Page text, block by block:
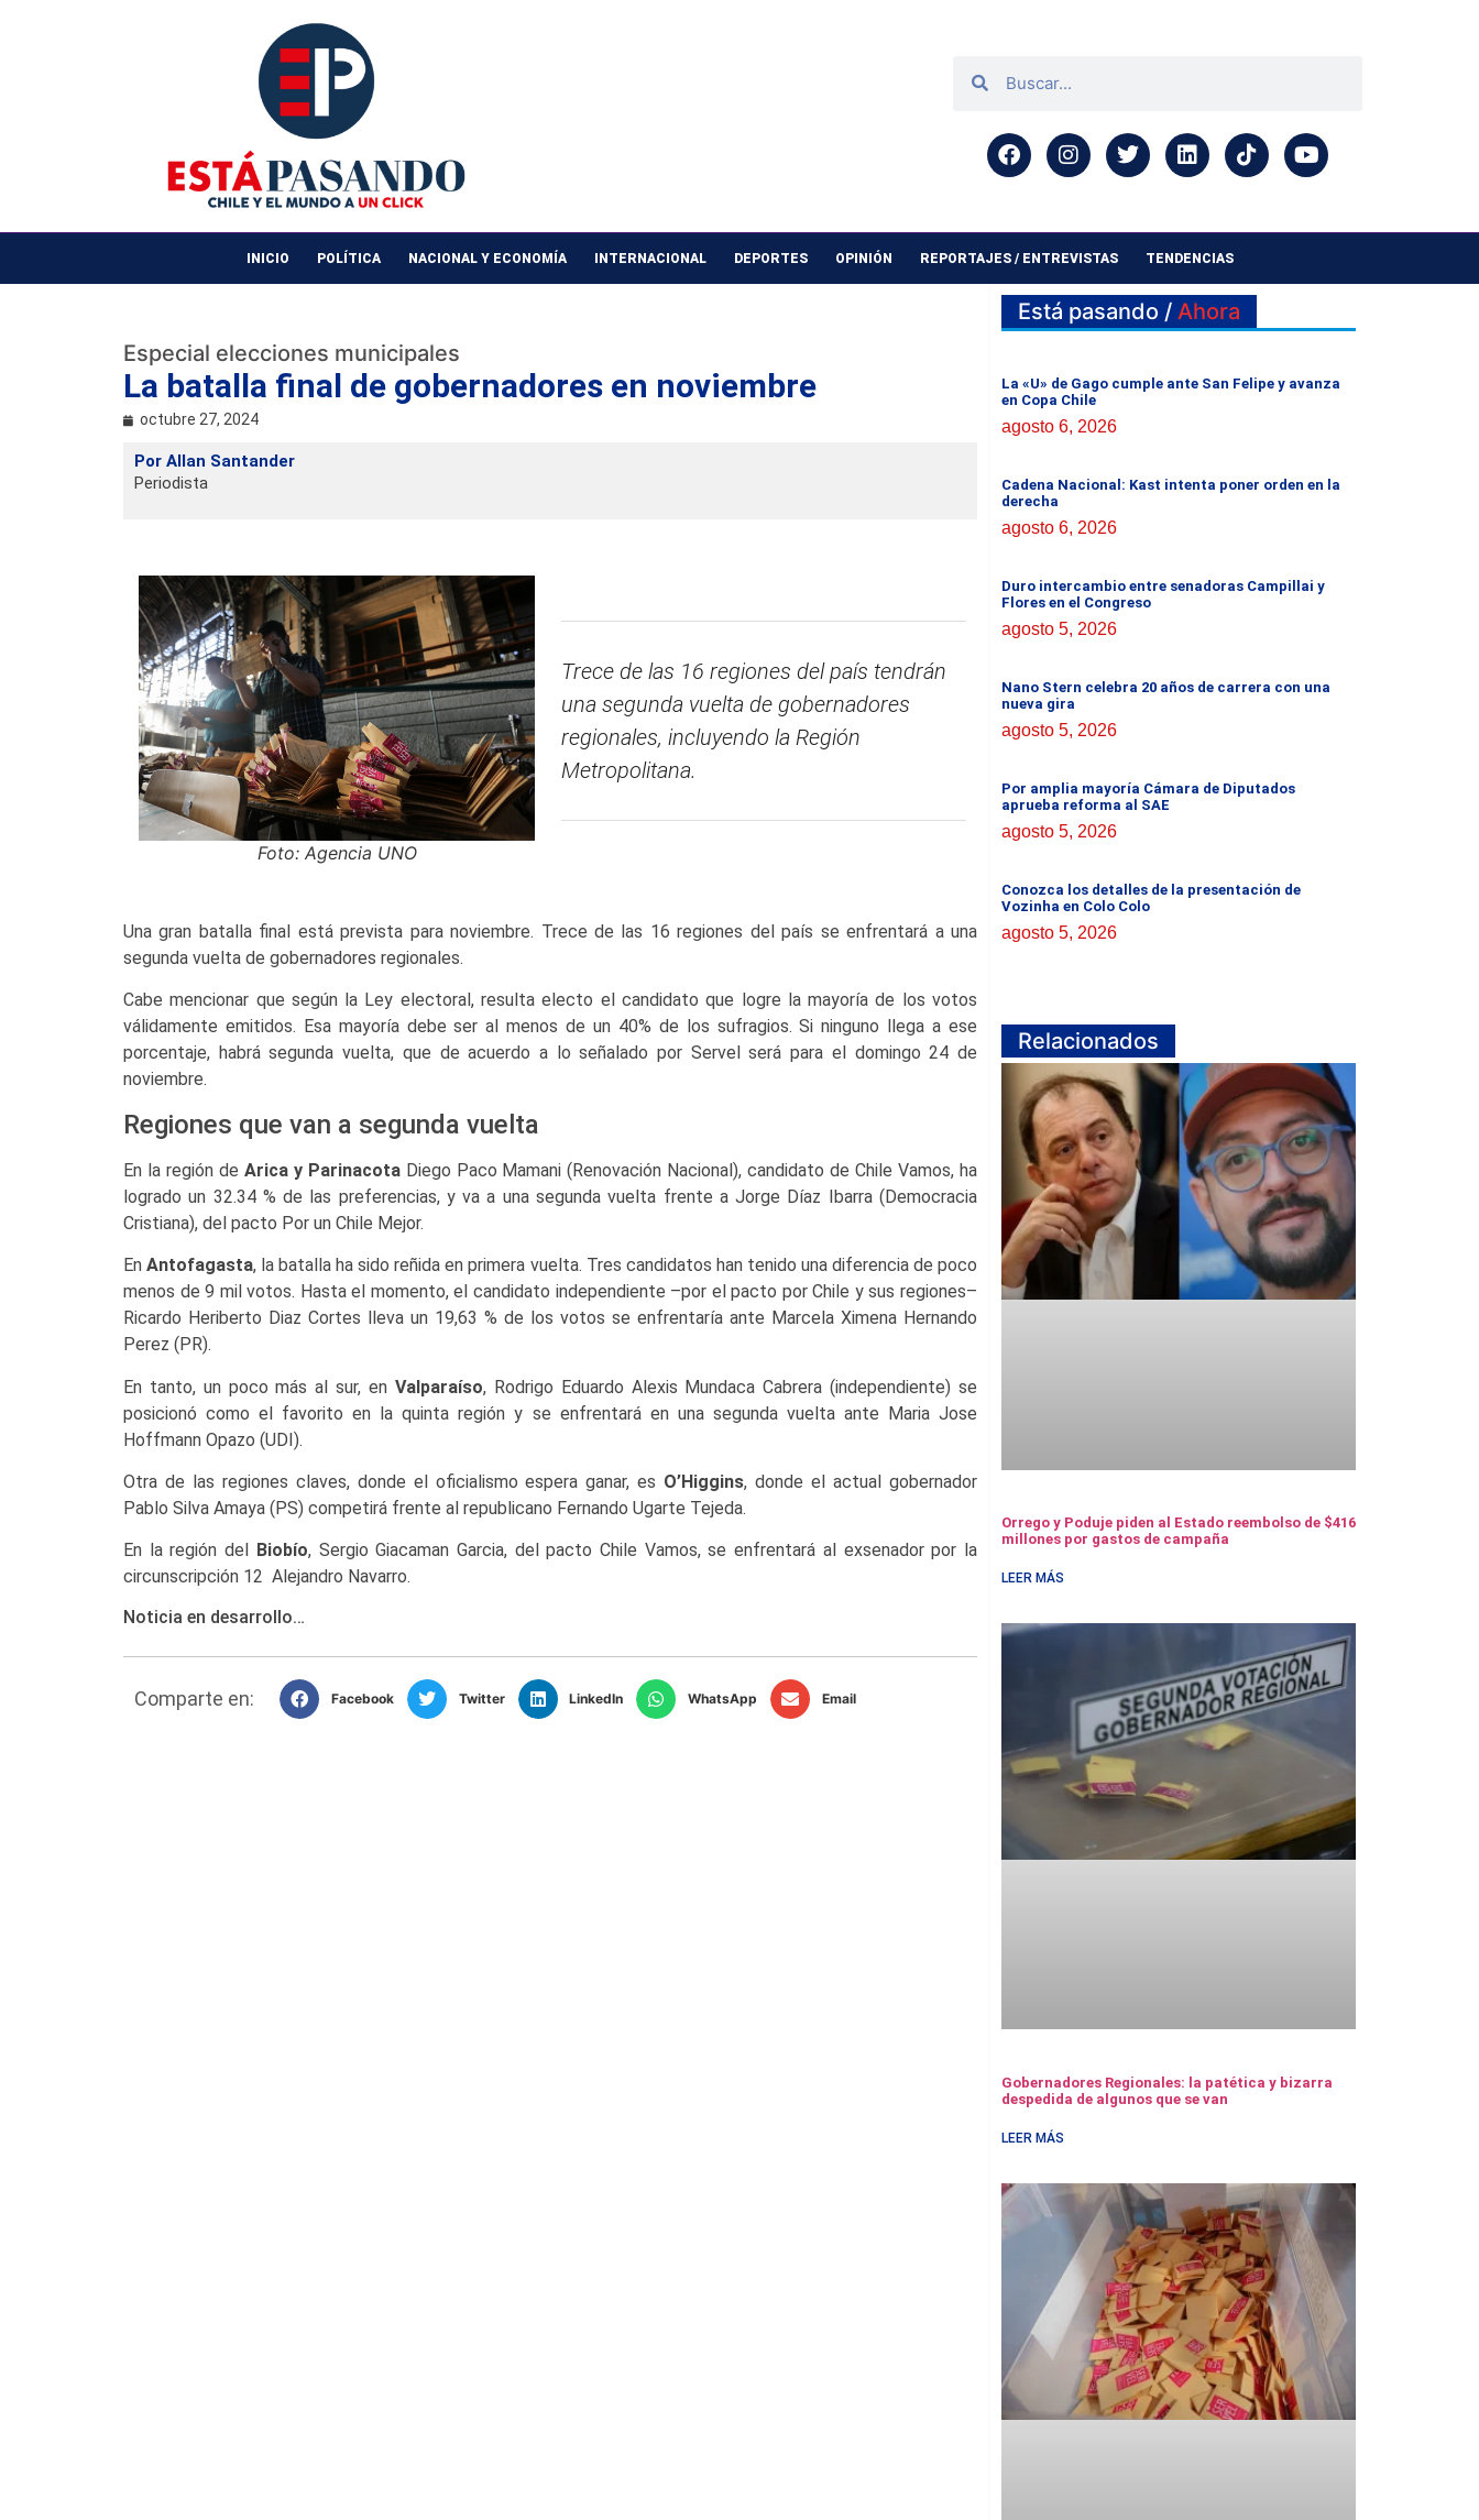
INICIO POLÍTICA NACIONAL Y ECONOMÍA INTERNACIONAL DEPORTES OPINIÓN REPORTAJES / ENTREVISTAS TENDENCIAS
Especial elecciones municipales
La batalla final de gobernadores en noviembre
octubre 27, 2024
Por Allan Santander
Periodista
Foto: Agencia UNO
Trece de las 16 regiones del país tendrán
una segunda vuelta de gobernadores
regionales, incluyendo la Región
Metropolitana.
Una gran batalla final está prevista para noviembre. Trece de las 16 regiones del país se enfrentará a una
segunda vuelta de gobernadores regionales.
Cabe mencionar que según la Ley electoral, resulta electo el candidato que logre la mayoría de los votos
válidamente emitidos. Esa mayoría debe ser al menos de un 40% de los sufragios. Si ninguno llega a ese
porcentaje, habrá segunda vuelta, que de acuerdo a lo señalado por Servel será para el domingo 24 de
noviembre.
Regiones que van a segunda vuelta
En la región de Arica y ParinacotaDiego Paco Mamani (Renovación Nacional), candidato de Chile Vamos, ha
logrado un 32.34 % de las preferencias, y va a una segunda vuelta frente a Jorge Díaz Ibarra (Democracia
Cristiana), del pacto Por un Chile Mejor.
EnAntofagasta, la batalla ha sido reñida en primera vuelta. Tres candidatos han tenido una diferencia de poco
menos de 9 mil votos. Hasta el momento, el candidato independiente –por el pacto por Chile y sus regiones–
Ricardo Heriberto Diaz Cortes lleva un 19,63 % de los votos se enfrentaría ante Marcela Ximena Hernando
Perez (PR).
En tanto, un poco más al sur, en Valparaíso, Rodrigo Eduardo Alexis Mundaca Cabrera (independiente) se
posicionó como el favorito en la quinta región y se enfrentará en una segunda vuelta ante Maria Jose
Hoffmann Opazo (UDI).
Otra de las regiones claves, donde el oficialismo espera ganar, es O’Higgins, donde el actual gobernador
Pablo Silva Amaya (PS) competirá frente al republicano Fernando Ugarte Tejeda.
En la región del Biobío, Sergio Giacaman Garcia, del pacto Chile Vamos, se enfrentará al exsenador por la
circunscripción 12 Alejandro Navarro.
Noticia en desarrollo…
Comparte en: Facebook Twitter LinkedIn WhatsApp Email
Está pasando / Ahora
La «U» de Gago cumple ante San Felipe y avanza
en Copa Chile
agosto 6, 2026
Cadena Nacional: Kast intenta poner orden en la
derecha
agosto 6, 2026
Duro intercambio entre senadoras Campillai y
Flores en el Congreso
agosto 5, 2026
Nano Stern celebra 20 años de carrera con una
nueva gira
agosto 5, 2026
Por amplia mayoría Cámara de Diputados
aprueba reforma al SAE
agosto 5, 2026
Conozca los detalles de la presentación de
Vozinha en Colo Colo
agosto 5, 2026
Relacionados
Orrego y Poduje piden al Estado reembolso de $416
millones por gastos de campaña
LEER MÁS
Gobernadores Regionales: la patética y bizarra
despedida de algunos que se van
LEER MÁS